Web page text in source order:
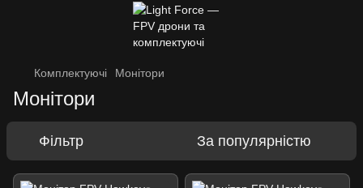
Комплектуючі Монітори
Монітори
Фільтр За популярністю